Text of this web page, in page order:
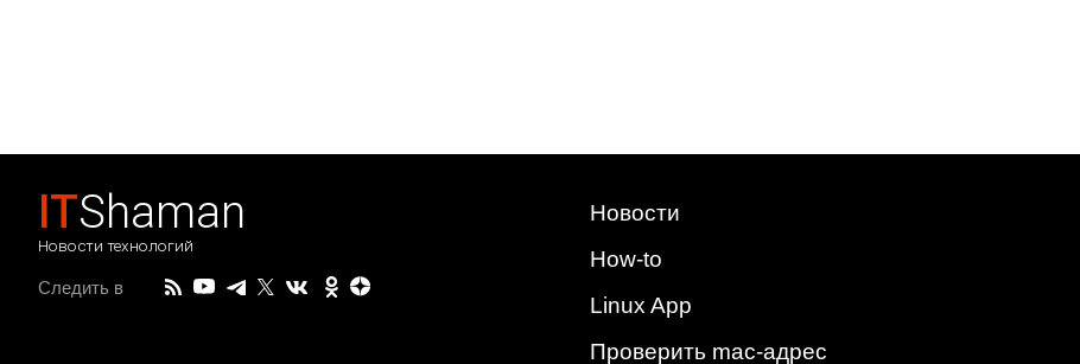
ITShaman
Новости технологий
Следить в
Новости
How-to
Linux App
Проверить mac-адрес